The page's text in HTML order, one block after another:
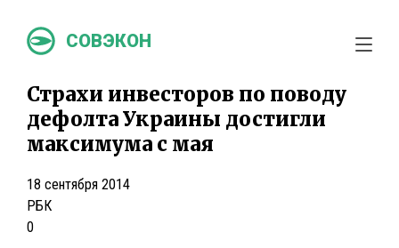
СОВЭКОН
Страхи инвесторов по поводу
дефолта Украины достигли
максимума с мая
18 сентября 2014
РБК
0